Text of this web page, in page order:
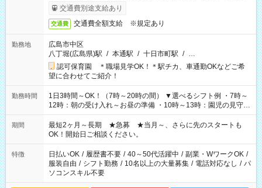
始時は手続き完了次第のお支払いとなります★フルタイムでき
る方は100円アップ！
交通費別途支給あり
交通費 交通費全額支給 ※規定あり
勤務地
広島市中区
八丁堀(広島県)駅 / 本通駅 / 十日市町駅 / …
認可保育園 ＊職場見学OK！＊駅チカ、車通勤OKなどご希
望に合わせてご紹介！
勤務時間
1日3時間～OK！（7時～20時の間） ▼選べるシフト例 ・7時～
12時：朝の受け入れ～お昼の準備 ・10時～13時：園児の見守り
～お昼の補助 ・9時～16時：帰りの会まで！子供の成長を見守
る ・15時～20時：夜のお迎えサポート ※残業なし！
期間
最短2ヶ月～長期 ★急募 ★当月～、さらに先のスタートも
OK！開始日ご相談ください。
特徴 日払いOK / 履歴書不要 / 40～50代活躍中 / 副業・WワークOK /
服装自由 / シフト勤務 / 10名以上の大量募集 / 電話対応なし / パ
ソコンスキル不要